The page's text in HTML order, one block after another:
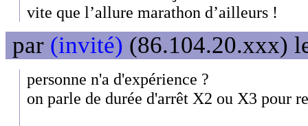
vite que l’allure marathon d’ailleurs !
par (invité) (86.104.20.xxx)
personne n'a d'expérience ?
on parle de durée d'arrêt X2 ou X3 pour